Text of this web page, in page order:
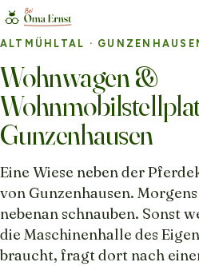
ALTMÜHLTAL ·
Wohnwagen &
Gunzenhausen
Eine Wiese neben der
von Gunzenhausen.
nebenan schnauben. Sonst
die Maschinenhalle des
braucht, fragt dort nach